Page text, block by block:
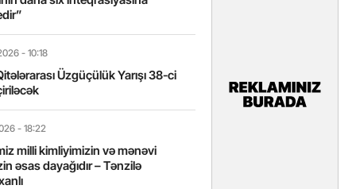
- 10:18
Üzgüçülük Yarışı 38-ci
- 18:22
milli kimliyimizin və mənəvi
əsas dayağıdır – Tənzilə